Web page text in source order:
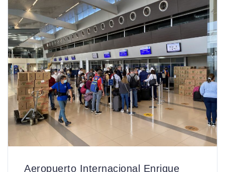
Aeropuerto Internacional Enrique